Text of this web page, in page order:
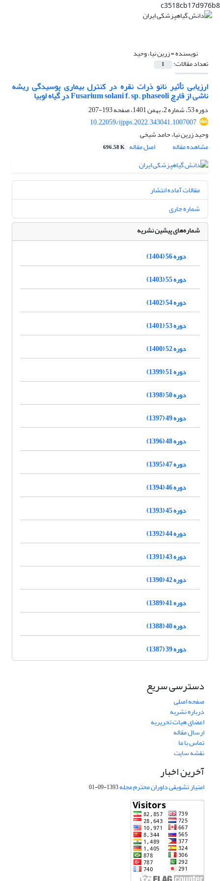
c3518cb17d976b8
نویسنده =زرین نیا، وحید
تعداد مقالات: 1
ارزیابی تأثیر نانو ذرات نقره در کنترل بیماری پوسیدگی ریشه
ناشی از قارچ Fusarium solani f. sp. phaseoli در گیاه لوبیا
دوره 53، شماره 2، بهمن 1401، صفحه
193-207
10.22059/ijpps.2022.343041.1007007
وحید زرین نیا، حامد شیخی
مشاهده مقاله
اصل مقاله 696.58 K
مقالات آماده انتشار
شماره جاری
شماره‌های پیشین نشریه
دوره 56 (1404)
دوره 55 (1403)
دوره 54 (1402)
دوره 53 (1401)
دوره 52 (1400)
دوره 51 (1399)
دوره 50 (1398)
دوره 49 (1397)
دوره 48 (1396)
دوره 47 (1395)
دوره 46 (1394)
دوره 45 (1393)
دوره 44 (1392)
دوره 43 (1391)
دوره 42 (1390)
دوره 41 (1389)
دوره 40 (1388)
دوره 39 (1387)
دسترسی سریع
صفحه اصلی
درباره نشریه
اعضای هیات تحریریه
ارسال مقاله
تماس با ما
نقشه سایت
آخرین اخبار
امتیاز تشویقی داوران محترم مجله1393-09-01